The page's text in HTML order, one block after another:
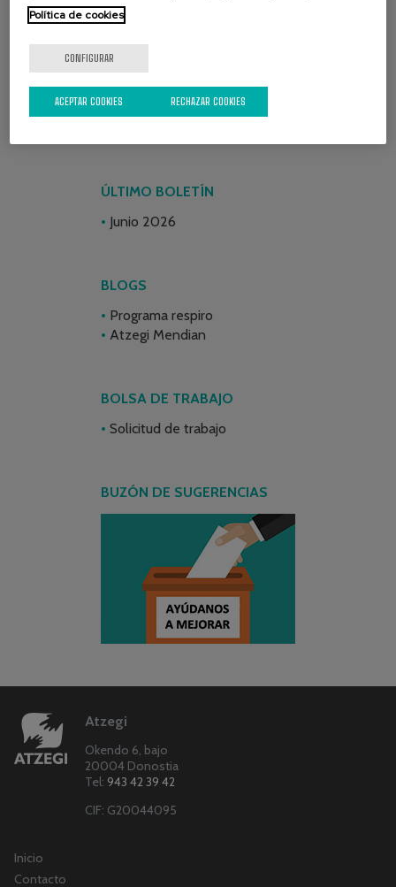
REDES SOCIALES
ÚLTIMO BOLETÍN
Junio 2026
BLOGS
Programa respiro
Atzegi Mendian
BOLSA DE TRABAJO
Solicitud de trabajo
BUZÓN DE SUGERENCIAS
Atzegi
Okendo 6, bajo
20004 Donostia
Tel: 943 42 39 42
CIF: G20044095
Inicio
Contacto
Política de cookies
CONFIGURAR
RECHAZAR COOKIES
ACEPTAR COOKIES